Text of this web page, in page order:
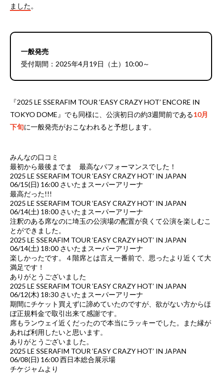
ました。
一般発売
受付期間：2025年4月19日（土）10:00～
『2025 LE SSERAFIM TOUR ‘EASY CRAZY HOT’ ENCORE IN
TOKYO DOME』でも同様に、公演初日の約3週間前である10月
下旬に一般発売がおこなわれると予想します。
みんなの口コミ
最初から最後までま 最高なパフォーマンスでした！
2025 LE SSERAFIM TOUR ‘EASY CRAZY HOT’ IN JAPAN
06/15(日) 16:00 さいたまスーパーアリーナ
最高だった!!!
2025 LE SSERAFIM TOUR ‘EASY CRAZY HOT’ IN JAPAN
06/14(土) 18:00 さいたまスーパーアリーナ
注釈のある席なのに埼玉の公演場の配置が良くて公演を楽しむこ
とができました。
2025 LE SSERAFIM TOUR ‘EASY CRAZY HOT’ IN JAPAN
06/14(土) 18:00 さいたまスーパーアリーナ
楽しかったです。４階席とは言え一番前で、思ったより近くて大
満足です！
ありがとうございました
2025 LE SSERAFIM TOUR ‘EASY CRAZY HOT’ IN JAPAN
06/12(木) 18:30 さいたまスーパーアリーナ
期間にチケット買えずに諦めていたのですが、欲がない方からほ
ぼ正規料金で取引出来て感謝です。
席もランウェイ近くだったので本当にラッキーでした。また縁が
あれば利用したいと思います。
ありがとうございました。
2025 LE SSERAFIM TOUR ‘EASY CRAZY HOT’ IN JAPAN
06/08(日) 16:00 西日本総合展示場
チケジャムより